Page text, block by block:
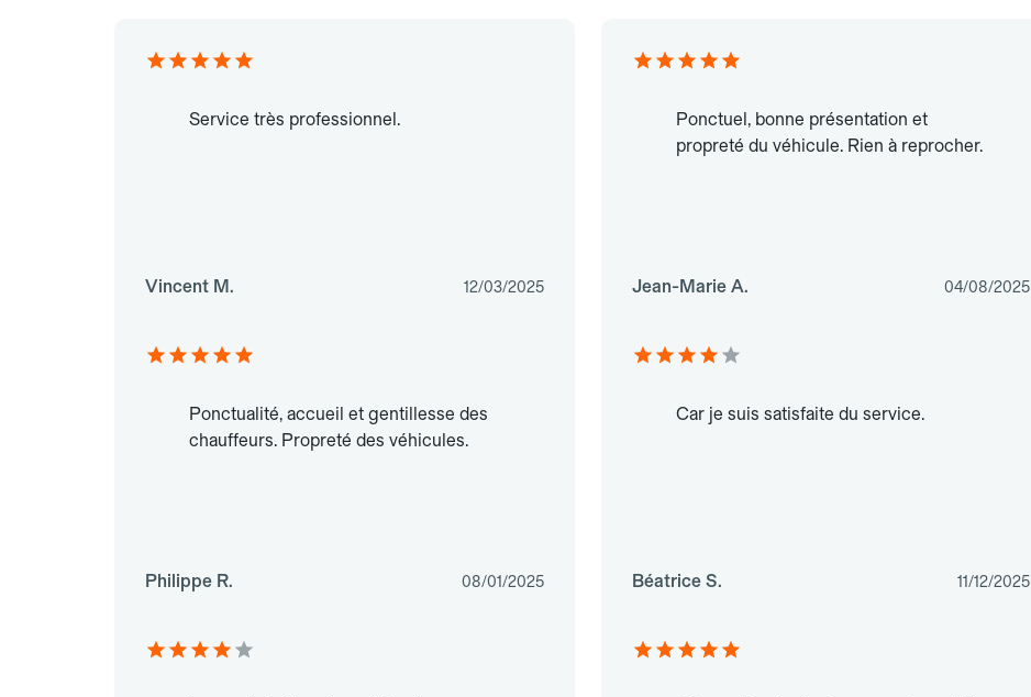
Service très professionnel.
Vincent M. 12/03/2025
Ponctuel, bonne présentation et
propreté du véhicule. Rien à reprocher.
Jean-Marie A. 04/08/2025
Ponctualité, accueil et gentillesse des
chauffeurs. Propreté des véhicules.
Philippe R. 08/01/2025
Car je suis satisfaite du service.
Béatrice S. 11/12/2025